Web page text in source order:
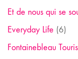
Et de nous qui se
Everyday Life (6)
Fontainebleau